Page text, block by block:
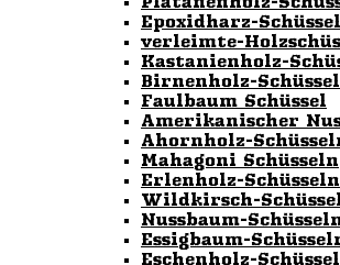
Epoxidharz-
verleimte-
Kastanienholz-
Birnenholz-
Faulbaum Schüssel
Amerikanischer
Ahornholz-
Mahagoni Schüsseln
Erlenholz-Schüsseln
Wildkirsch-
Nussbaum-
Essigbaum-
Eschenholz-